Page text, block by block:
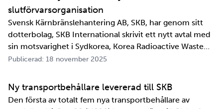
slutförvarsorganisation
Svensk Kärnbränslehantering AB, SKB, har genom sitt
dotterbolag, SKB International skrivit ett nytt avtal med
sin motsvarighet i Sydkorea, Korea Radioactive Waste
Agency, KORAD. Avtalet, som är ett så kallat
samarbetet mellan de två organisationerna. …
Publicerad: 18 november 2025
Ny transportbehållare levererad till SKB
Den första av totalt fem nya transportbehållare av